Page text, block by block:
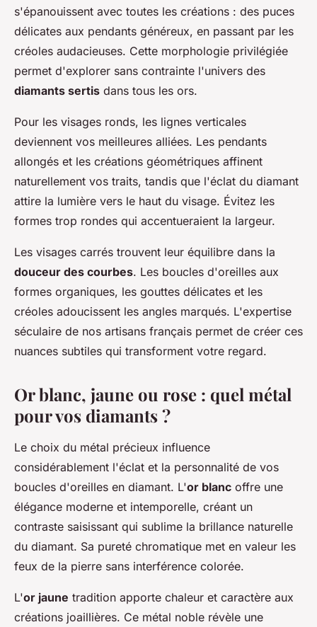
s'épanouissent avec toutes les créations : des puces
délicates aux pendants généreux, en passant par les
créoles audacieuses. Cette morphologie privilégiée
permet d'explorer sans contrainte l'univers des
diamants sertis dans tous les ors.
Pour les visages ronds, les lignes verticales
deviennent vos meilleures alliées. Les pendants
allongés et les créations géométriques affinent
naturellement vos traits, tandis que l'éclat du diamant
attire la lumière vers le haut du visage. Évitez les
formes trop rondes qui accentueraient la largeur.
Les visages carrés trouvent leur équilibre dans la
douceur des courbes. Les boucles d'oreilles aux
formes organiques, les gouttes délicates et les
créoles adoucissent les angles marqués. L'expertise
séculaire de nos artisans français permet de créer ces
nuances subtiles qui transforment votre regard.
Or blanc, jaune ou rose : quel métal
pour vos diamants ?
Le choix du métal précieux influence
considérablement l'éclat et la personnalité de vos
boucles d'oreilles en diamant. L'or blanc offre une
élégance moderne et intemporelle, créant un
contraste saisissant qui sublime la brillance naturelle
du diamant. Sa pureté chromatique met en valeur les
feux de la pierre sans interférence colorée.
L'or jaune tradition apporte chaleur et caractère aux
créations joaillières. Ce métal noble révèle une